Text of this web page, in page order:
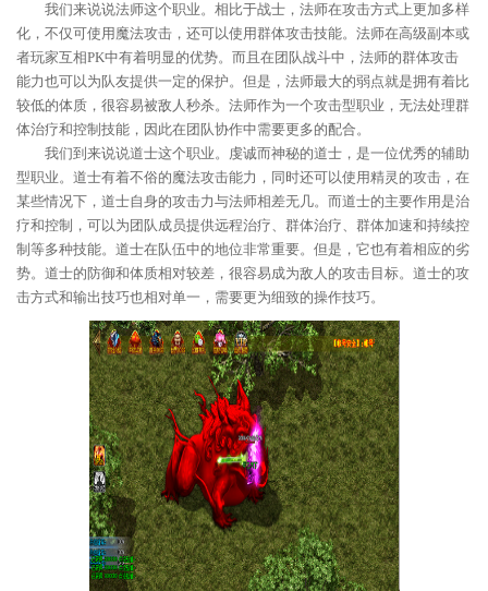
我们来说说法师这个职业。相比于战士，法师在攻击方式上更加多样
化，不仅可使用魔法攻击，还可以使用群体攻击技能。法师在高级副本或
者玩家互相PK中有着明显的优势。而且在团队战斗中，法师的群体攻击
能力也可以为队友提供一定的保护。但是，法师最大的弱点就是拥有着比
较低的体质，很容易被敌人秒杀。法师作为一个攻击型职业，无法处理群
体治疗和控制技能，因此在团队协作中需要更多的配合。
我们到来说说道士这个职业。虔诚而神秘的道士，是一位优秀的辅助
型职业。道士有着不俗的魔法攻击能力，同时还可以使用精灵的攻击，在
某些情况下，道士自身的攻击力与法师相差无几。而道士的主要作用是治
疗和控制，可以为团队成员提供远程治疗、群体治疗、群体加速和持续控
制等多种技能。道士在队伍中的地位非常重要。但是，它也有着相应的劣
势。道士的防御和体质相对较差，很容易成为敌人的攻击目标。道士的攻
击方式和输出技巧也相对单一，需要更为细致的操作技巧。